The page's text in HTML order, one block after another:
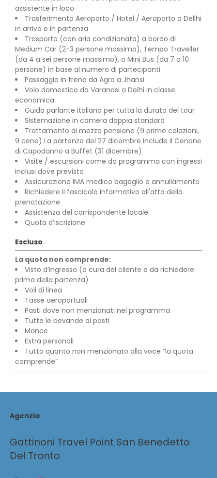
assistente in loco
Trasferimento Aeroporto / Hotel / Aeroporto a Dellhi
in arrivo e in partenza
Trasporto (con aria condizionata) a bordo di
Medium Car (2-3 persone massimo), Tempo Traveller
(da 4 a sei persone massimo), o Mini Bus (da 7 a 10
persone) in base al numero di partecipanti
Passaggio in treno da Agra a Jhansi
Volo domestico da Varanasi a Delhi in classe
economica
Guida parlante italiano per tutta la durata del tour
Sistemazione in camera doppia standard
Trattamento di mezza pensione (9 prime colazioni,
9 cene) La partenza del 27 dicembre include il Cenone
di Capodanno a Buffet (31 dicembre)
Visite / escursioni come da programma con ingressi
inclusi dove previsto
Assicurazione IMA medico bagaglio e annullamento
Richiedere il fascicolo informativo all'atto della
prenotazione
Assistenza del corrispondente locale
Quota d’iscrizione
Escluso
La quota non comprende:
Visto d’ingresso (a cura del cliente e da richiedere
prima della partenza)
Voli di linea
Tasse aeroportuali
Pasti dove non menzionati nel programma
Tutte le bevande ai pasti
Mance
Extra personali
Tutto quanto non menzionato alla voce “la quota
comprende”
Agenzia
Gattinoni Travel Point San Benedetto
Del Tronto